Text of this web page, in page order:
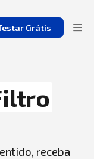
Grátis
receba